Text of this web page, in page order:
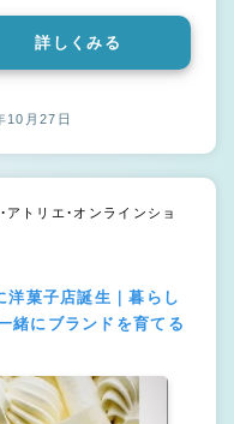
詳しくみる
10月27日
アトリエ・オンラインショ
洋菓子店誕生｜暮らし
緒にブランドを育てる